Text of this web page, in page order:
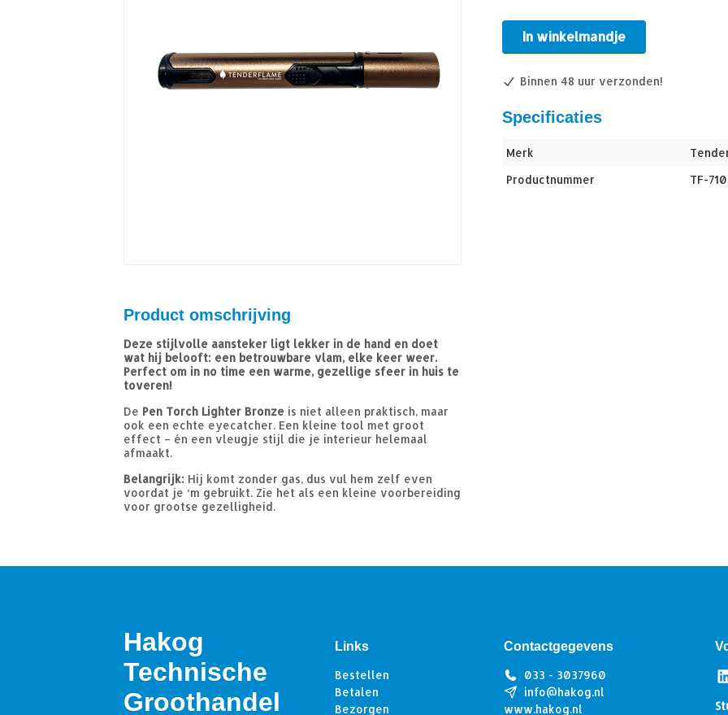
Product omschrijving
Deze stijlvolle aansteker ligt lekker in de hand en doet
wat hij belooft: een betrouwbare vlam, elke keer weer.
Perfect om in no time een warme, gezellige sfeer in huis te
toveren!
De Pen Torch Lighter Bronze is niet alleen praktisch, maar
ook een echte eyecatcher. Een kleine tool met groot
effect – én een vleugje stijl die je interieur helemaal
afmaakt.
Belangrijk: Hij komt zonder gas, dus vul hem zelf even
voordat je ‘m gebruikt. Zie het als een kleine voorbereiding
voor grootse gezelligheid.
In winkelmandje
Binnen 48 uur verzonden!
Specificaties
Merk
Productnummer
TF-
Hakog
Technische
Groothandel
Links
Bestellen
Betalen
Bezorgen
Contactgegevens
033 - 3037960
info@hakog.nl
www.hakog.nl